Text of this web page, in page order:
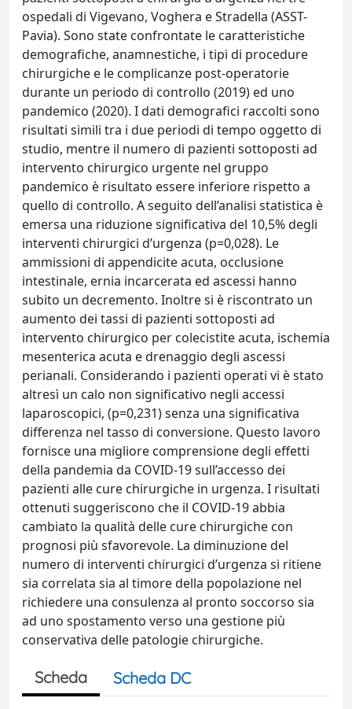
ospedali di Vigevano, Voghera e Stradella (ASST-
Pavia). Sono state confrontate le caratteristiche
demografiche, anamnestiche, i tipi di procedure
chirurgiche e le complicanze post-operatorie
durante un periodo di controllo (2019) ed uno
pandemico (2020). I dati demografici raccolti sono
risultati simili tra i due periodi di tempo oggetto di
studio, mentre il numero di pazienti sottoposti ad
intervento chirurgico urgente nel gruppo
pandemico è risultato essere inferiore rispetto a
quello di controllo. A seguito dell’analisi statistica è
emersa una riduzione significativa del 10,5% degli
interventi chirurgici d’urgenza (p=0,028). Le
ammissioni di appendicite acuta, occlusione
intestinale, ernia incarcerata ed ascessi hanno
subito un decremento. Inoltre si è riscontrato un
aumento dei tassi di pazienti sottoposti ad
intervento chirurgico per colecistite acuta, ischemia
mesenterica acuta e drenaggio degli ascessi
perianali. Considerando i pazienti operati vi è stato
altresì un calo non significativo negli accessi
laparoscopici, (p=0,231) senza una significativa
differenza nel tasso di conversione. Questo lavoro
fornisce una migliore comprensione degli effetti
della pandemia da COVID-19 sull’accesso dei
pazienti alle cure chirurgiche in urgenza. I risultati
ottenuti suggeriscono che il COVID-19 abbia
cambiato la qualità delle cure chirurgiche con
prognosi più sfavorevole. La diminuzione del
numero di interventi chirurgici d’urgenza si ritiene
sia correlata sia al timore della popolazione nel
richiedere una consulenza al pronto soccorso sia
ad uno spostamento verso una gestione più
conservativa delle patologie chirurgiche.
Scheda Scheda DC